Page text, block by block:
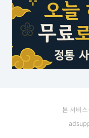
본 서비